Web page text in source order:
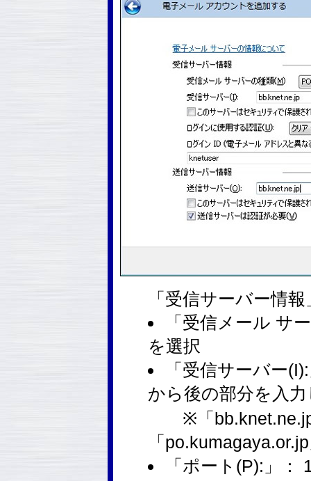
「受信サーバー情報
「受信メール サ
を選択
「受信サーバー
から後の部分を入
※「bb.knet.ne.jp
「
「ポート(P):」：